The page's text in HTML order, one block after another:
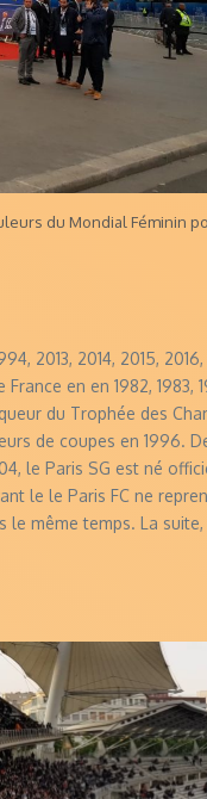
du Mondial Féminin
2013, 2014, 2015,
en en 1982,
du Trophée des
de coupes en 1996.
le Paris SG est né
le le Paris FC ne
même temps. La